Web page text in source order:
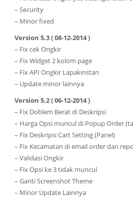
– Security
– Minor fixed
Version 5.3 ( 08-12-2014 )
– Fix cek Ongkir
– Fix Widget 2 kolom page
– Fix API Ongkir Lapakinstan
– Update minor lainnya
Version 5.2 ( 06-12-2014 )
– Fix Doblem Berat di Deskripsi
– Harga Opsi muncul di Popup Order
– Fix Deskripsi Cart Setting (Panel)
– Fix Kecamatan di email order dan
– Validasi Ongkir
– Fix Opsi ke 3 tidak muncul
– Ganti Screenshot Theme
– Minor Update Lainnya